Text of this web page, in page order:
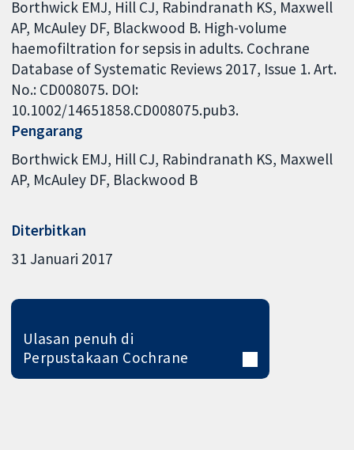
Borthwick EMJ, Hill CJ, Rabindranath KS, Maxwell
AP, McAuley DF, Blackwood B. High-volume
haemofiltration for sepsis in adults. Cochrane
Database of Systematic Reviews 2017, Issue 1. Art.
No.: CD008075. DOI:
10.1002/14651858.CD008075.pub3.
Pengarang
Borthwick EMJ Hill CJ Rabindranath KS Maxwell
AP McAuley DF Blackwood B
Diterbitkan
31 Januari 2017
Ulasan penuh di
Perpustakaan Cochrane